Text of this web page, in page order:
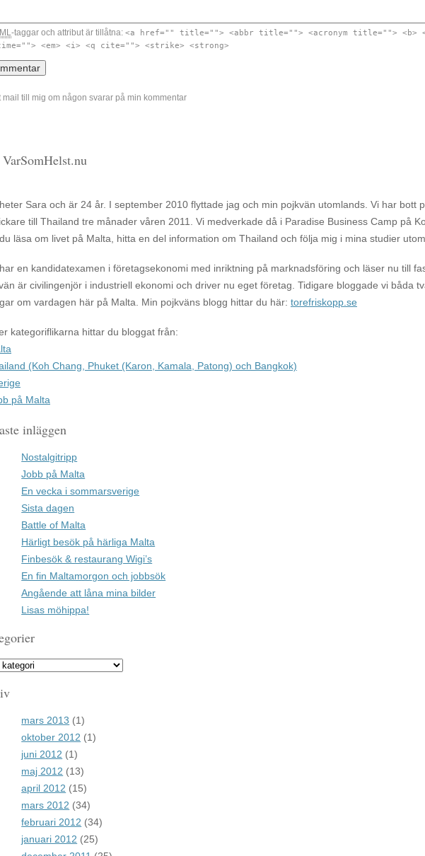
-taggar och attribut är tillåtna: <a href="" title=""> <abbr title=""> <acronym title=""> <b>
<em> <i> <q cite=""> <strike> <strong>
mail till mig om någon svarar på min kommentar
Sara och är 24 år. I september 2010 flyttade jag och min pojkvän utomlands. Vi har bott
till Thailand tre månader våren 2011. Vi medverkade då i Paradise Business Camp på
läsa om livet på Malta, hitta en del information om Thailand och följa mig i mina studier
en kandidatexamen i företagsekonomi med inriktning på marknadsföring och läser nu till
är civilingenjör i industriell ekonomi och driver nu eget företag. Tidigare bloggade vi båda
om vardagen här på Malta. Min pojkväns blogg hittar du här: torefriskopp.se
kategoriflikarna hittar du bloggat från:
(Koh Chang, Phuket (Karon, Kamala, Patong) och Bangkok)
på Malta
inläggen
Nostalgitripp
Jobb på Malta
En vecka i sommarsverige
Sista dagen
Battle of Malta
Härligt besök på härliga Malta
Finbesök & restaurang Wigi’s
En fin Maltamorgon och jobbsök
Angående att låna mina bilder
Lisas möhippa!
mars 2013 (1)
oktober 2012 (1)
juni 2012 (1)
maj 2012 (13)
april 2012 (15)
mars 2012 (34)
februari 2012 (34)
januari 2012 (25)